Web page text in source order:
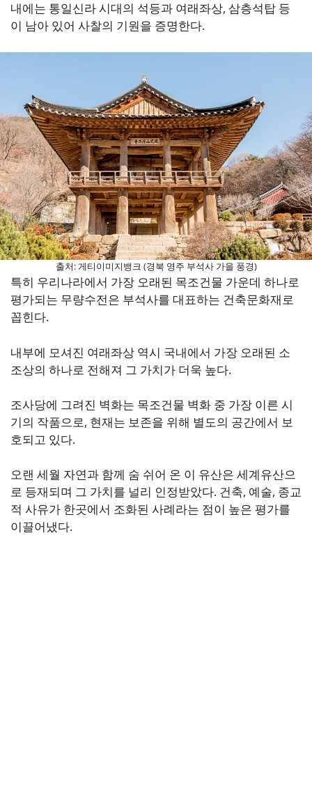
내에는 통일신라 시대의 석등과 여래좌상, 삼층석탑 등
이 남아 있어 사찰의 기원을 증명한다.
출처: 게티이미지뱅크 (경북 영주 부석사 가을 풍경)
특히 우리나라에서 가장 오래된 목조건물 가운데 하나로
평가되는 무량수전은 부석사를 대표하는 건축문화재로
꼽힌다.
내부에 모셔진 여래좌상 역시 국내에서 가장 오래된 소
조상의 하나로 전해져 그 가치가 더욱 높다.
조사당에 그려진 벽화는 목조건물 벽화 중 가장 이른 시
기의 작품으로, 현재는 보존을 위해 별도의 공간에서 보
호되고 있다.
오랜 세월 자연과 함께 숨 쉬어 온 이 유산은 세계유산으
로 등재되며 그 가치를 널리 인정받았다. 건축, 예술, 종교
적 사유가 한곳에서 조화된 사례라는 점이 높은 평가를
이끌어냈다.